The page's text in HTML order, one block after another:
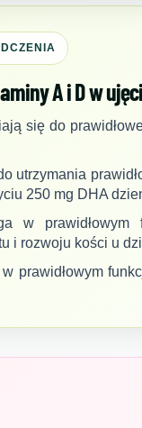
A i D w
się do
utrzymania
250 mg DHA
w prawidłowym
i rozwoju kości u
prawidłowym